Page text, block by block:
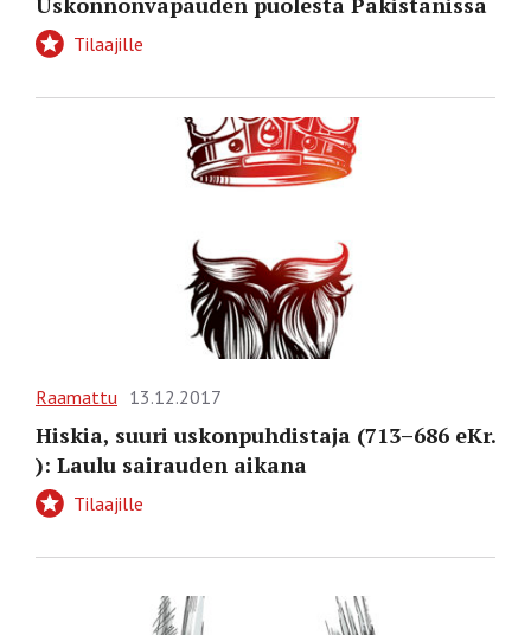
Tilaajille
Raamattu 13.12.2017
Hiskia, suuri uskonpuhdistaja (713–686 eKr.
): Laulu sairauden aikana
Tilaajille